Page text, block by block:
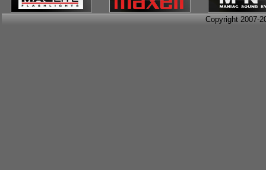
Copyright 2007-